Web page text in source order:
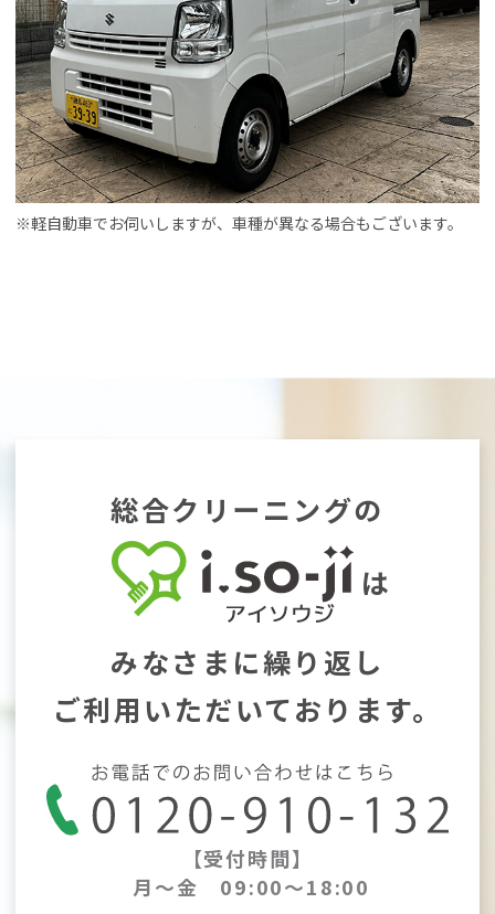
※軽自動車でお伺いしますが、車種が異なる場合もございます。
総合クリーニングの
は
みなさまに繰り返し
ご利用いただいております。
【受付時間】
月～金 09:00～18:00